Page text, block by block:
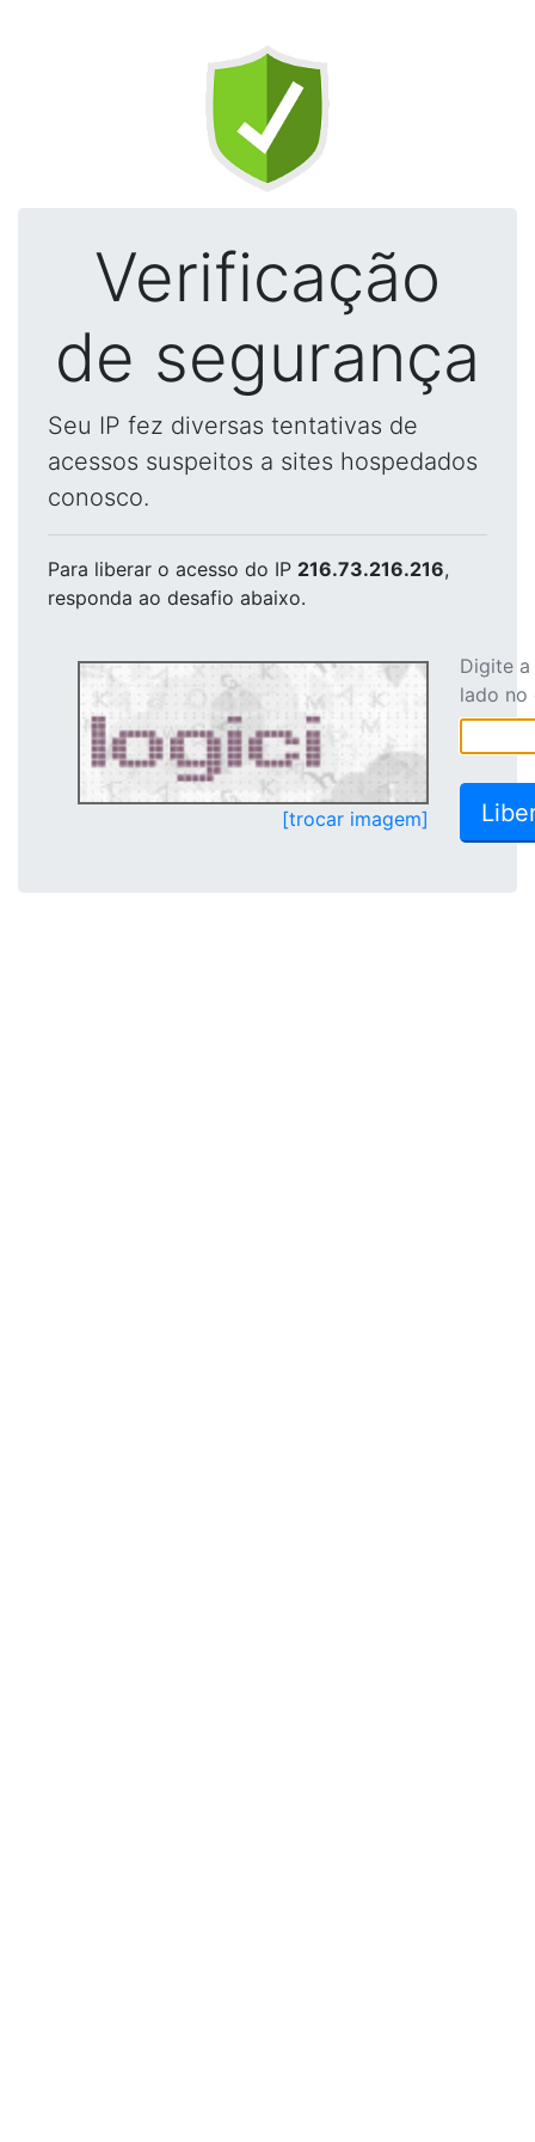
Verificação
de segurança
Seu IP fez diversas tentativas de
acessos suspeitos a sites hospedados
conosco.
Para liberar o acesso do IP 216.73.216.216,
responda ao desafio abaixo.
[trocar imagem]
Digite
lado no